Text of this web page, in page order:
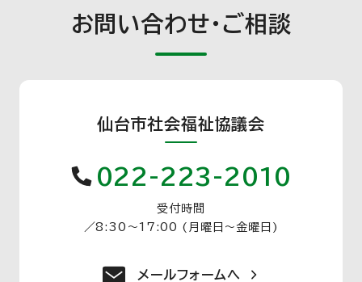
お問い合わせ・ご相談
仙台市社会福祉協議会
022-223-2010
受付時間
／8:30〜17:00 (月曜日〜金曜日)
メールフォームへ